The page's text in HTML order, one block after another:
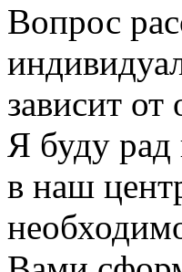
Вопрос
зависит
Я буду рад
в наш